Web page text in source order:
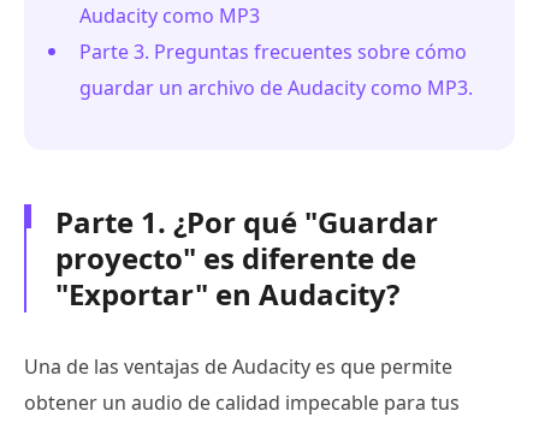
Audacity como MP3
Parte 3. Preguntas frecuentes sobre cómo
guardar un archivo de Audacity como MP3.
Parte 1. ¿Por qué "Guardar
proyecto" es diferente de
"Exportar" en Audacity?
Una de las ventajas de Audacity es que permite
obtener un audio de calidad impecable para tus